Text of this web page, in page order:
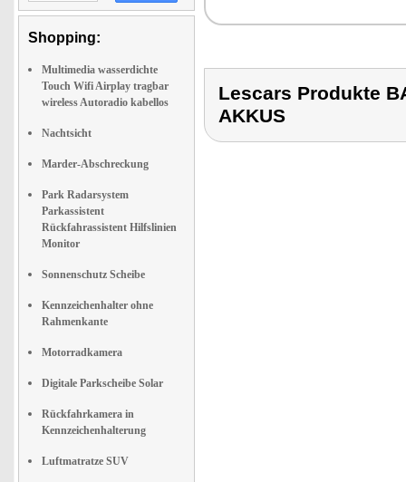
Shopping:
Multimedia wasserdichte
Touch Wifi Airplay tragbar
wireless Autoradio kabellos
Nachtsicht
Marder-Abschreckung
Park Radarsystem
Parkassistent
Rückfahrassistent Hilfslinien
Monitor
Sonnenschutz Scheibe
Kennzeichenhalter ohne
Rahmenkante
Motorradkamera
Digitale Parkscheibe Solar
Rückfahrkamera in
Kennzeichenhalterung
Luftmatratze SUV
Lescars Produkte
AKKUS